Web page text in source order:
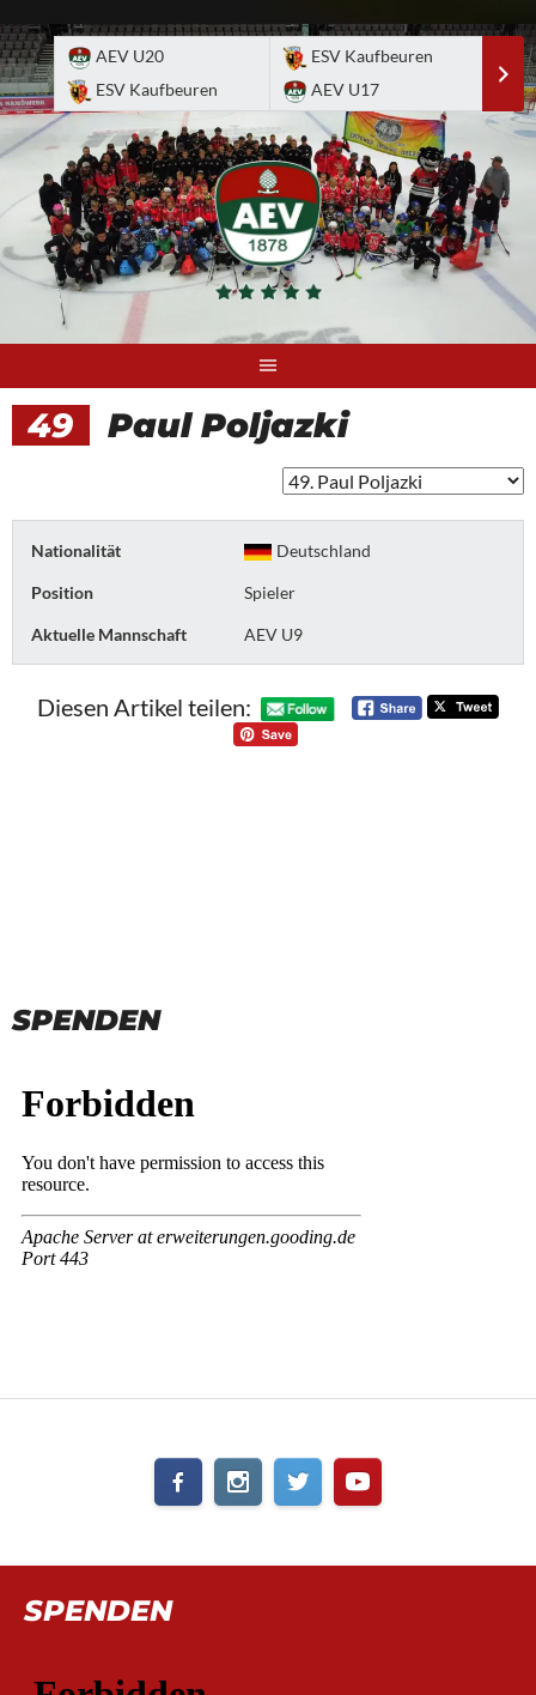
to
content
AEV U20
ESV Kaufbeuren
ESV Kaufbeuren
AEV U17
49 Paul Poljazki
Nationalität Deutschland
Position Spieler
Aktuelle Mannschaft AEV U9
Diesen Artikel teilen:
SPENDEN
SPENDEN